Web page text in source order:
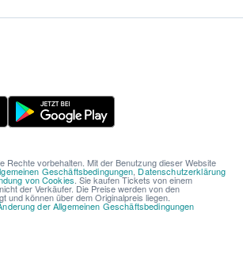
Rechte vorbehalten. Mit der Benutzung dieser Website
Geschäftsbedingungen, Datenschutzerklärung
von Cookies. Sie kaufen Tickets von einem
der Verkäufer. Die Preise werden von den
und können über dem Originalpreis liegen.
der Allgemeinen Geschäftsbedingungen